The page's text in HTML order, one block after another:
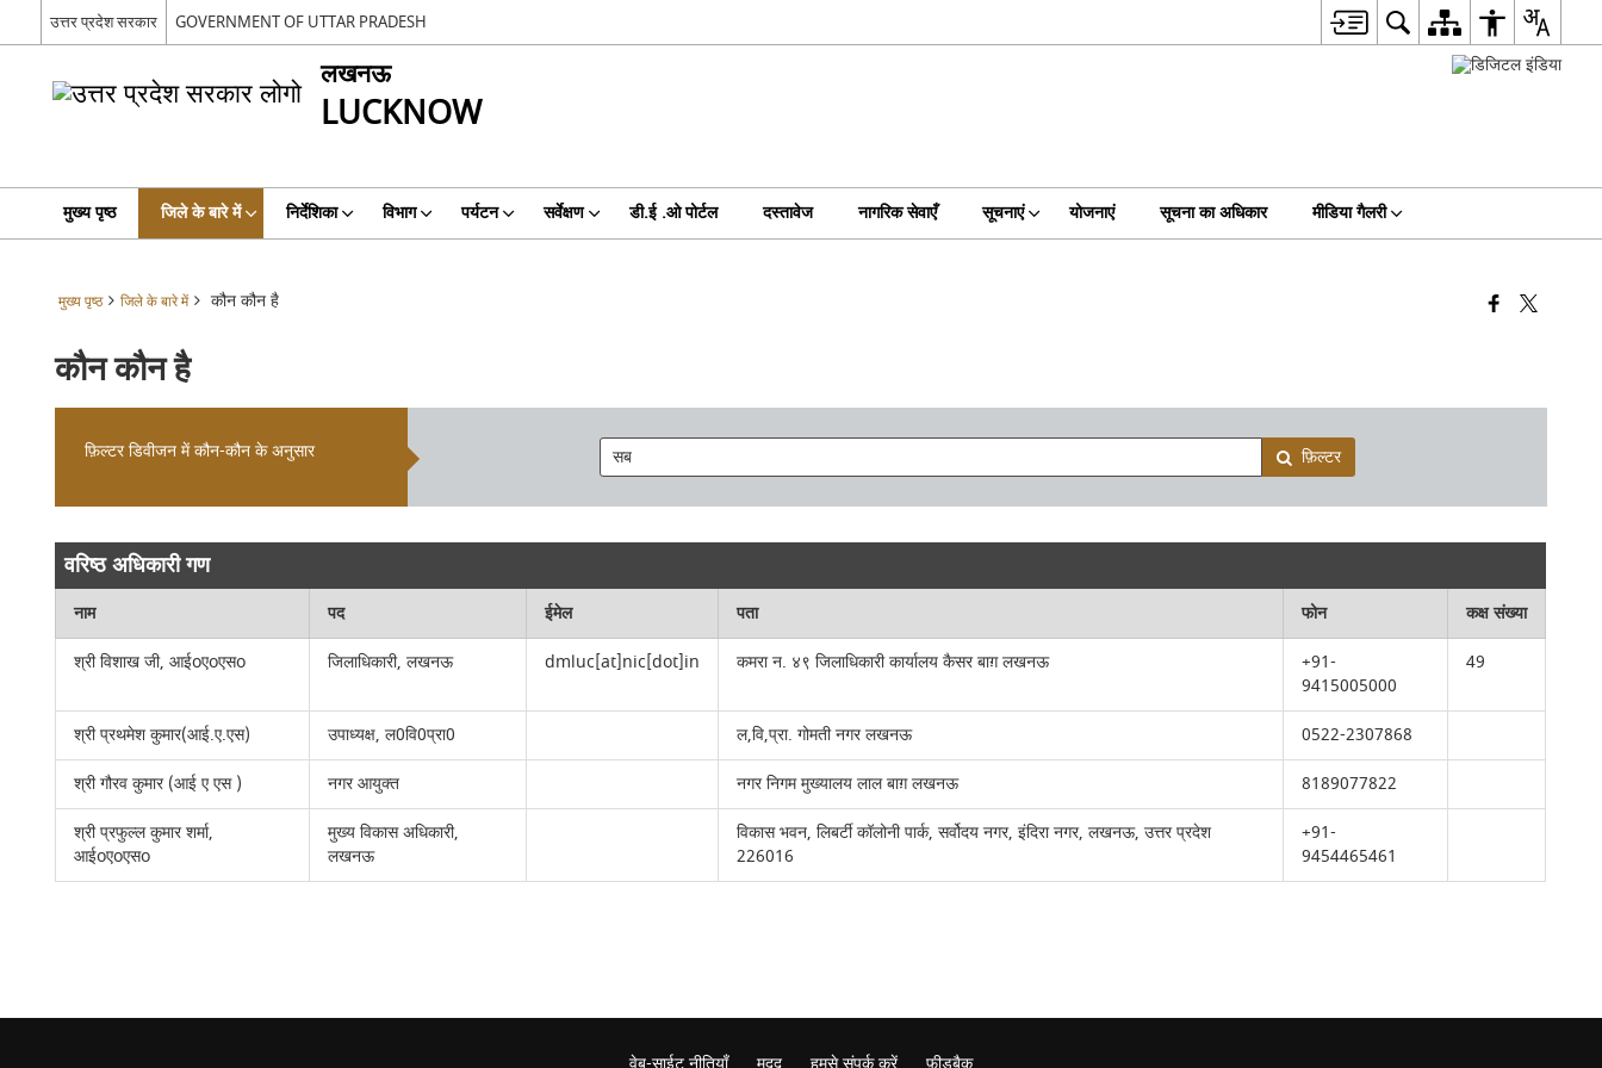
उत्तर प्रदेश सरकार GOVERNMENT OF UTTAR PRADESH
लखनऊ
LUCKNOW
मुख्य पृष्ठ जिले के बारे में निर्देशिका विभाग पर्यटन सर्वेक्षण डी.ई .ओ पोर्टल दस्तावेज नागरिक सेवाएँ सूचनाएं योजनाएं सूचना का अधिकार मीडिया गैलरी
मुख्य पृष्ठ जिले के बारे में कौन कौन है
कौन कौन है
फ़िल्टर डिवीजन में कौन-कौन के अनुसार फ़िल्टर
वरिष्ठ अधिकारी गण
नाम पद ईमेल पता फोन
कक्ष संख्या
श्री विशाख जी, आईoएoएसo
जिलाधिकारी, लखनऊ dmluc[at]nic[dot]in कमरा न. ४९ जिलाधिकारी कार्यालय कैसर बाग़ लखनऊ
+91-
9415005000
49
श्री प्रथमेश कुमार(आई.ए.एस) उपाध्यक्ष, ल0वि0प्रा0 ल,वि,प्रा. गोमती नगर लखनऊ
0522-2307868
श्री गौरव कुमार (आई ए एस )
नगर आयुक्त नगर निगम मुख्यालय लाल बाग़ लखनऊ
8189077822
श्री प्रफुल्ल कुमार शर्मा,
आईoएoएसo
मुख्य विकास अधिकारी,
लखनऊ
विकास भवन, लिबर्टी कॉलोनी पार्क, सर्वोदय नगर, इंदिरा नगर, लखनऊ, उत्तर प्रदेश
226016
+91-
9454465461